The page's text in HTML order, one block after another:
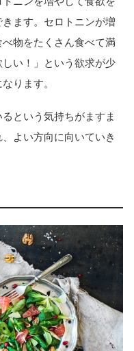
ます。セロトニンが増
物をたくさん食べて満
い！」という欲求が少
ります。
という気持ちがますま
よい方向に向いていき